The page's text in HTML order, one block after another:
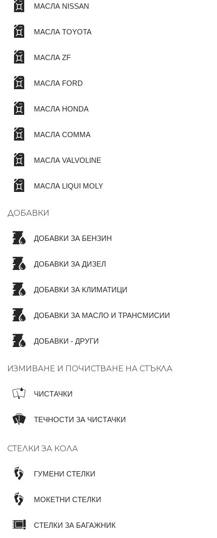
МАСЛА NISSAN
МАСЛА TOYOTA
МАСЛА ZF
МАСЛА FORD
МАСЛА HONDA
МАСЛА COMMA
МАСЛА VALVOLINE
МАСЛА LIQUI MOLY
ДОБАВКИ
ДОБАВКИ ЗА БЕНЗИН
ДОБАВКИ ЗА ДИЗЕЛ
ДОБАВКИ ЗА КЛИМАТИЦИ
ДОБАВКИ ЗА МАСЛО И ТРАНСМИСИИ
ДОБАВКИ - ДРУГИ
ИЗМИВАНЕ И ПОЧИСТВАНЕ НА СТЪКЛА
ЧИСТАЧКИ
ТЕЧНОСТИ ЗА ЧИСТАЧКИ
СТЕЛКИ ЗА КОЛА
ГУМЕНИ СТЕЛКИ
МОКЕТНИ СТЕЛКИ
СТЕЛКИ ЗА БАГАЖНИК